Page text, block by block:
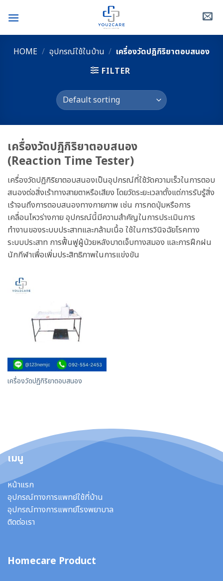
HOME / อุปกรณ์ใช้ในบ้าน / เครื่องวัดปฎิกิริยาตอบสนอง
FILTER
เครื่องวัดปฏิกิริยาตอบสนอง
(Reaction Time Tester)
เครื่องวัดปฏิกิริยาตอบสนองเป็นอุปกรณ์ที่ใช้วัดความเร็วในการตอบ
สนองต่อสิ่งเร้าทางสายตาหรือเสียง โดยวัดระยะเวลาตั้งแต่การรับรู้สิ่ง
เร้าจนถึงการตอบสนองทางกายภาพ เช่น การกดปุ่มหรือการ
เคลื่อนไหวร่างกาย อุปกรณ์นี้มีความสำคัญในการประเมินการ
ทำงานของระบบประสาทและกล้ามเนื้อ ใช้ในการวินิจฉัยโรคทาง
ระบบประสาท การฟื้นฟูผู้ป่วยหลังบาดเจ็บทางสมอง และการฝึกฝน
นักกีฬาเพื่อเพิ่มประสิทธิภาพในการแข่งขัน
เครื่องวัดปฎิกิริยาตอบสนอง
เมนู
หน้าแรก
อุปกรณ์ทางการแพทย์ใช้ที่บ้าน
อุปกรณ์ทางการแพทย์โรงพยาบาล
ติดต่อเรา
Homecare Product